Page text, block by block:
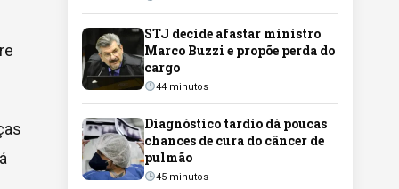
nesta sexta-feira
STJ decide afastar ministro
Marco Buzzi e propõe perda do
cargo
44 minutos
Diagnóstico tardio dá poucas
chances de cura do câncer de
pulmão
45 minutos